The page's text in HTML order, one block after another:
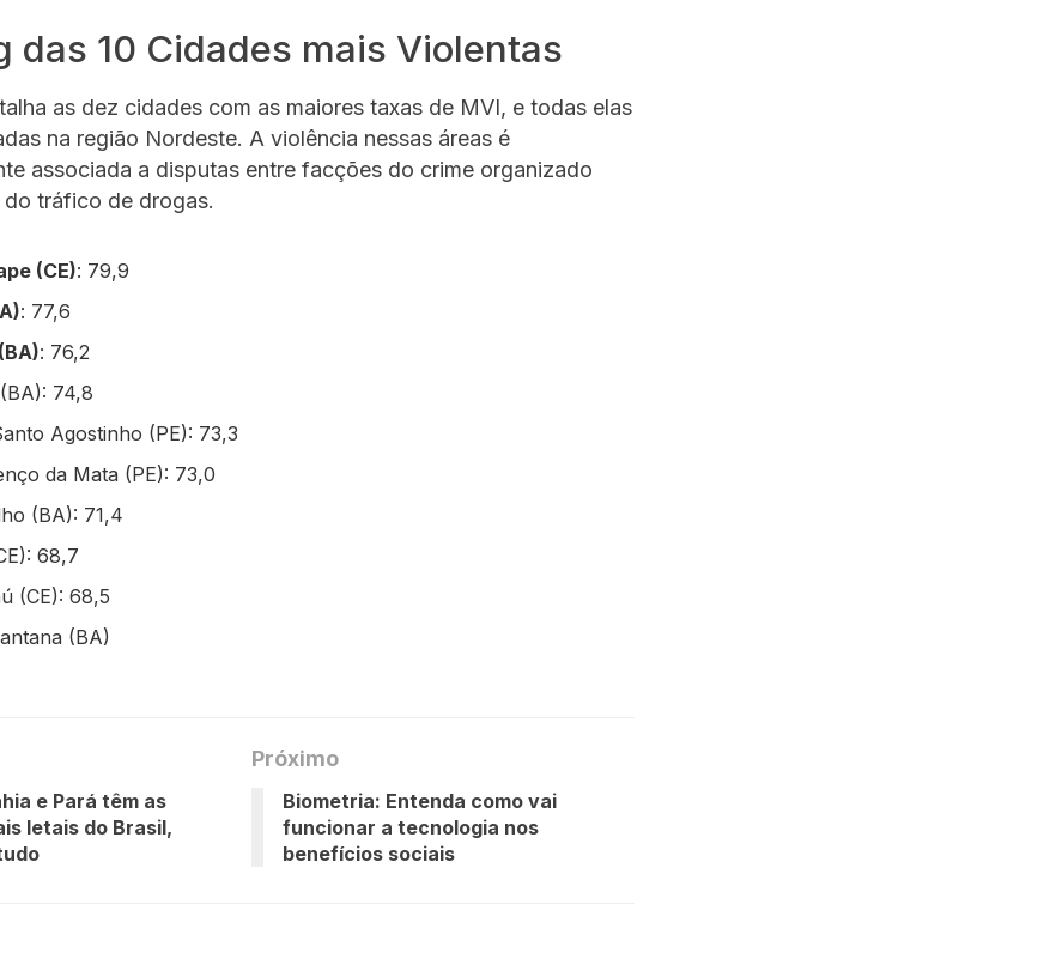
das 10 Cidades mais Violentas
as dez cidades com as maiores taxas de MVI, e todas elas
na região Nordeste. A violência nessas áreas é
associada a disputas entre facções do crime organizado
tráfico de drogas.
(CE): 79,9
: 77,6
: 76,2
74,8
Agostinho (PE): 73,3
da Mata (PE): 73,0
(BA): 71,4
68,7
(CE): 68,5
(BA)
e Pará têm as
letais do Brasil,
Próximo
Biometria: Entenda como vai
funcionar a tecnologia nos
benefícios sociais